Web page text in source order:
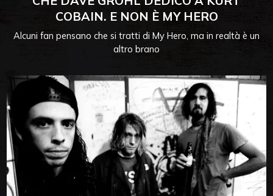
COBAIN. E NON È MY HERO
Alcuni fan pensano che si tratti di My Hero, ma in realtà è un
altro brano